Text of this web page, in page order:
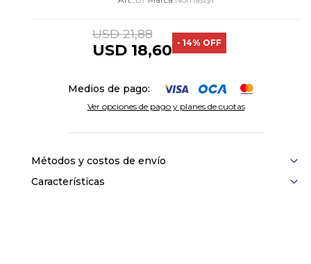
USD 18,60
USD 21,88
14
Medios de pago:
Ver opciones de pago y planes de cuotas
Métodos y costos de envío
Características